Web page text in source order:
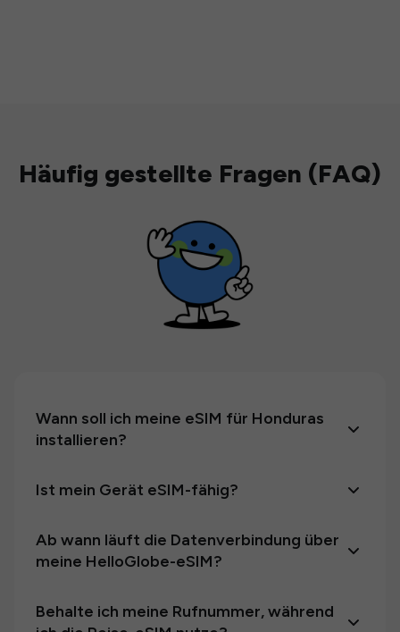
Häufig gestellte Fragen (FAQ)
Wann soll ich meine eSIM für Honduras
installieren?
Ist mein Gerät eSIM-fähig?
Ab wann läuft die Datenverbindung über
meine HelloGlobe-eSIM?
Behalte ich meine Rufnummer, während